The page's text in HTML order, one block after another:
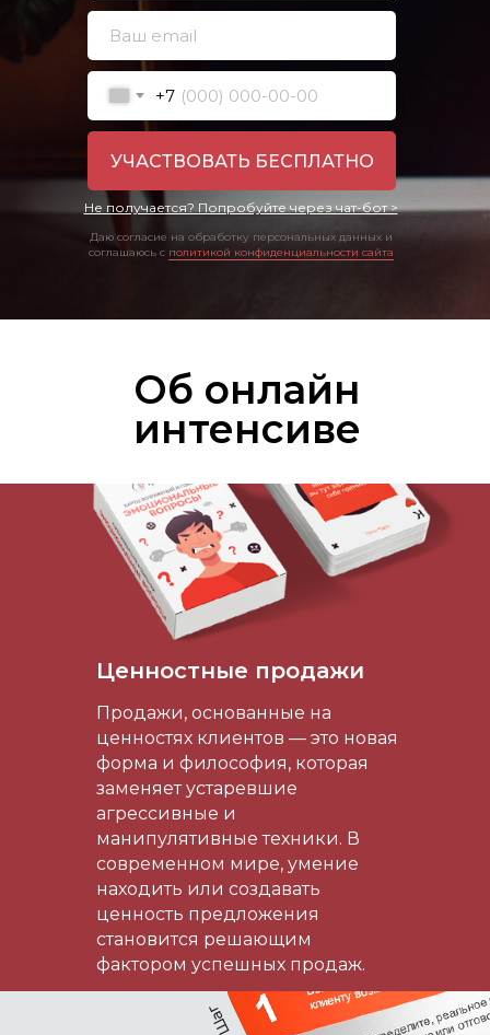
+7
УЧАСТВОВАТЬ БЕСПЛАТНО
Даю согласие на обработку персональных данных и
соглашаюсь с политикой конфиденциальности сайта
Не получается? Попробуйте через чат-бот >
Об онлайн
интенсиве
Ценностные продажи
Продажи, основанные на
ценностях клиентов — это новая
форма и философия, которая
заменяет устаревшие
агрессивные и
манипулятивные техники. В
современном мире, умение
находить или создавать
ценность предложения
становится решающим
фактором успешных продаж.